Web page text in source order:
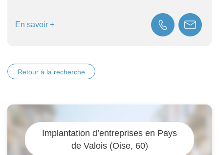
En savoir +
Retour à la recherche
Implantation d’entreprises en Pays
de Valois (Oise, 60)